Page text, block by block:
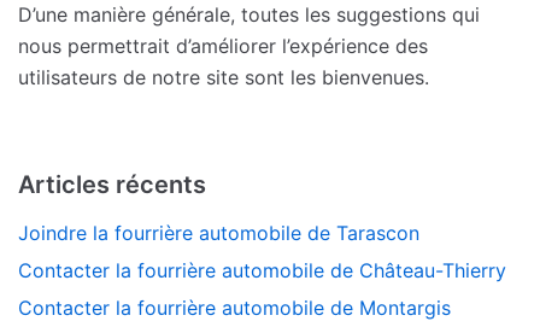
D’une manière générale, toutes les suggestions qui
nous permettrait d’améliorer l’expérience des
utilisateurs de notre site sont les bienvenues.
Articles récents
Joindre la fourrière automobile de Tarascon
Contacter la fourrière automobile de Château-Thierry
Contacter la fourrière automobile de Montargis